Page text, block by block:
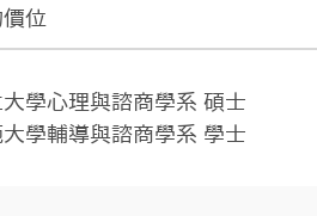
位
學心理與諮商學系 碩士
學輔導與諮商學系 學士